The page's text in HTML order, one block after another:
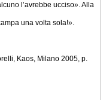
l’avrebbe ucciso». Alla
una volta sola!».
Kaos, Milano 2005, p.